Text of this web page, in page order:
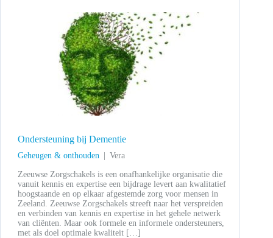
Ondersteuning bij Dementie
Geheugen & onthouden Vera
Zeeuwse Zorgschakels is een onafhankelijke organisatie die
vanuit kennis en expertise een bijdrage levert aan kwalitatief
hoogstaande en op elkaar afgestemde zorg voor mensen in
Zeeland. Zeeuwse Zorgschakels streeft naar het verspreiden
en verbinden van kennis en expertise in het gehele netwerk
van cliënten. Maar ook formele en informele ondersteuners,
met als doel optimale kwaliteit […]